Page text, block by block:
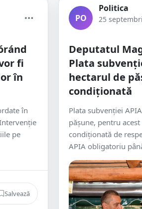
fi
în
în
pe
Salvează
PO
Politica
25
Deputatul
Plata
hectarul de
condiționată
Plata subvenției
pășune, pentru acest
condiționată de
APIA obligatoriu